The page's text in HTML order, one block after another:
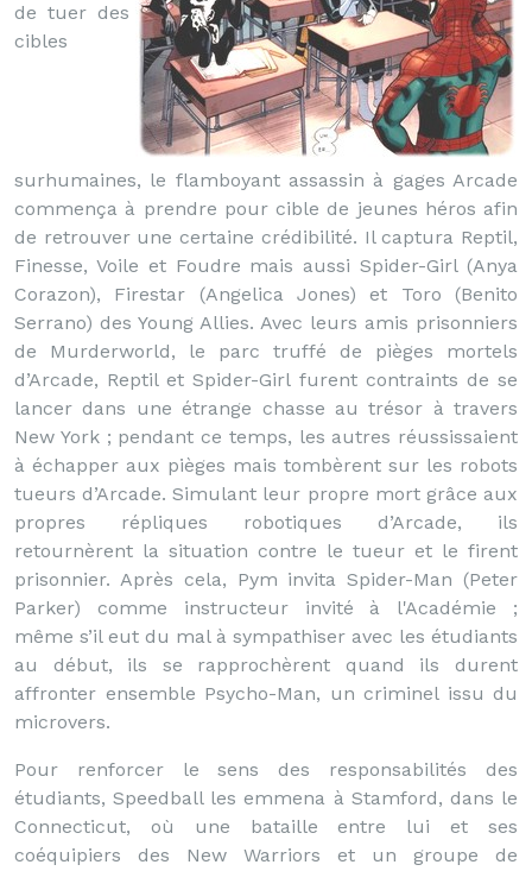
de tuer des
cibles
surhumaines, le flamboyant assassin à gages Arcade
commença à prendre pour cible de jeunes héros afin
de retrouver une certaine crédibilité. Il captura Reptil,
Finesse, Voile et Foudre mais aussi Spider-Girl (Anya
Corazon), Firestar (Angelica Jones) et Toro (Benito
Serrano) des Young Allies. Avec leurs amis prisonniers
de Murderworld, le parc truffé de pièges mortels
d’Arcade, Reptil et Spider-Girl furent contraints de se
lancer dans une étrange chasse au trésor à travers
New York ; pendant ce temps, les autres réussissaient
à échapper aux pièges mais tombèrent sur les robots
tueurs d’Arcade. Simulant leur propre mort grâce aux
propres répliques robotiques d’Arcade, ils
retournèrent la situation contre le tueur et le firent
prisonnier. Après cela, Pym invita Spider-Man (Peter
Parker) comme instructeur invité à l'Académie ;
même s’il eut du mal à sympathiser avec les étudiants
au début, ils se rapprochèrent quand ils durent
affronter ensemble Psycho-Man, un criminel issu du
microvers.
Pour renforcer le sens des responsabilités des
étudiants, Speedball les emmena à Stamford, dans le
Connecticut, où une bataille entre lui et ses
coéquipiers des New Warriors et un groupe de